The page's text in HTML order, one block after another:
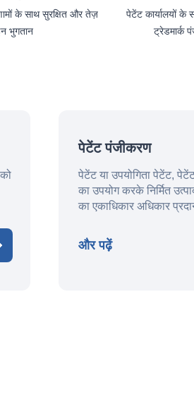
के साथ सुरक्षित और तेज़
भुगतान
पेटेंट कार्यालयों
ट्रेडमार्क
पेटेंट पंजीकरण
पेटेंट या उपयोगिता पेटेंट,
का उपयोग करके निर्मित
का एकाधिकार अधिकार
और पढ़ें